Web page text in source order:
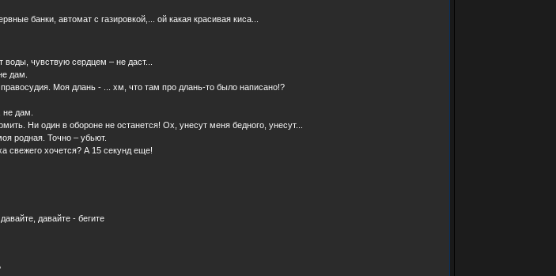
банки, автомат с газировкой,... ой какая красивая киса...
чувствую сердцем – не даст...
дам.
Моя длань - ... хм, что там про длань-то было написано!?
дам.
Ни один в обороне не останется! Ох, унесут меня бедного, унесут...
родная. Точно – убьют.
свежего хочется? А 15 секунд еще!
давайте - бегите